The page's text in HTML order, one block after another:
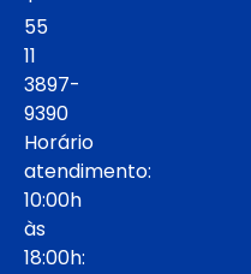
55
11
3897-
9390
Horário
atendimento:
10:00h
às
18:00h: